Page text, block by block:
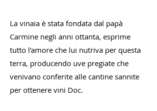
La vinaia è stata fondata dal papà
Carmine negli anni ottanta, esprime
tutto l'amore che lui nutriva per questa
terra, producendo uve pregiate che
venivano conferite alle cantine sannite
per ottenere vini Doc.